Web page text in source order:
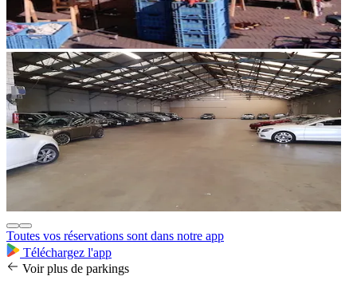
Toutes vos réservations sont dans notre app
Téléchargez l'app
Voir plus de parkings